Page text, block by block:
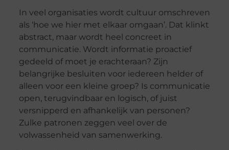
In veel organisaties wordt cultuur omschreven
als ‘hoe we hier met elkaar omgaan’. Dat klinkt
abstract, maar wordt heel concreet in
communicatie. Wordt informatie proactief
gedeeld of moet je erachteraan? Zijn
belangrijke besluiten voor iedereen helder of
alleen voor een kleine groep? Is communicatie
open, terugvindbaar en logisch, of juist
versnipperd en afhankelijk van personen?
Zulke patronen zeggen veel over de
volwassenheid van samenwerking.